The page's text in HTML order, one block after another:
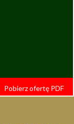
Pobierz ofertę PDF